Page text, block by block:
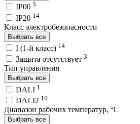
IP00 3
IP20 14
Класс электробезопасности
Выбрать все
I (1-й класс) 14
Защита отсутствует 3
Тип управления
Выбрать все
DALI 1
DALI2 10
Диапазон рабочих температур, °C
Выбрать все